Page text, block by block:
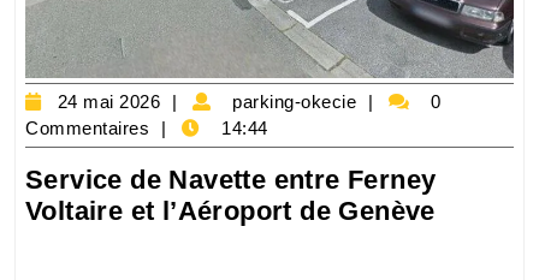
24 mai 2026
24
mai
2026
parking-okecie
parking-
0
Commentaires
14:44
Service de Navette entre Ferney
Voltaire et l’Aéroport de GenèveService